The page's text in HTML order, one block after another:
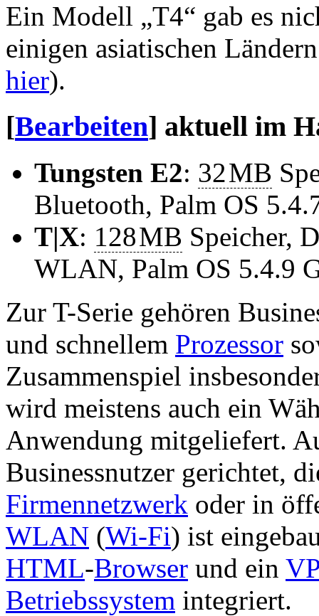
Ein Modell „T4“ gab es
einigen asiatischen
hier).
[Bearbeiten] aktuell im
Tungsten E2: 32MB
Bluetooth, Palm OS
T|X: 128MB Speicher,
WLAN, Palm OS 5.4.9
Zur T-Serie gehören
und schnellem Prozessor
Zusammenspiel
wird meistens auch ein
Anwendung mitgeliefert.
Businessnutzer gerichtet,
Firmennetzwerk oder in
WLAN (Wi-Fi) ist
HTML-Browser und ein
Betriebssystem integriert.